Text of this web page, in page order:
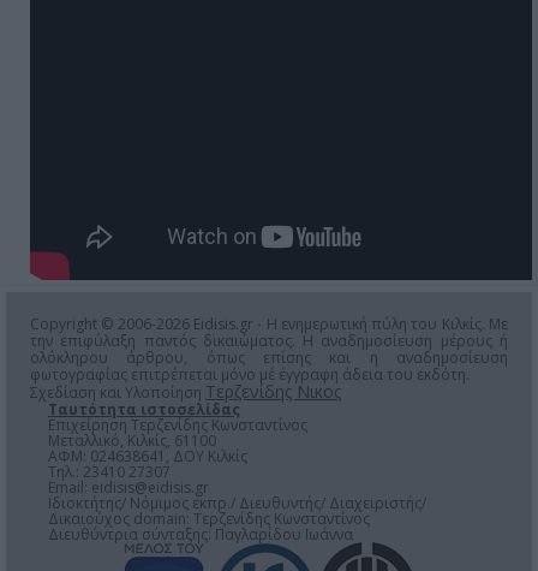
Copyright © 2006-2026 Eidisis.gr - Η ενημερωτική πύλη του Κιλκίς. Με
την επιφύλαξη παντός δικαιώματος. Η αναδημοσίευση μέρους ή
ολόκληρου άρθρου, όπως επίσης και η αναδημοσίευση
φωτογραφίας επιτρέπεται μόνο μέ έγγραφη άδεια του εκδότη.
Σχεδίαση και Υλοποίηση Τερζενίδης Νικος
Ταυτότητα ιστοσελίδας
Επιχείρηση Τερζενίδης Κωνσταντίνος
Μεταλλικό, Κιλκίς, 61100
ΑΦΜ: 024638641, ΔΟΥ Κιλκίς
Τηλ.: 23410 27307
Email: eidisis@eidisis.gr
Ιδιοκτήτης/ Νόμιμος εκπρ./ Διευθυντής/ Διαχειριστής/
Δικαιούχος domain: Τερζενίδης Κωνσταντίνος
Διευθύντρια σύνταξης: Παγλαρίδου Ιωάννα